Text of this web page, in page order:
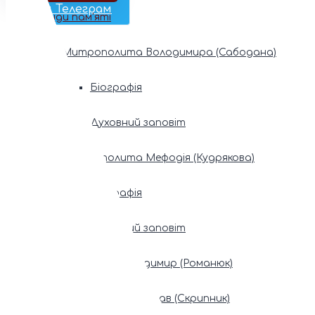
Наш Телеграм
Фонди пам’яті
Митрополита Володимира (Сабодана)
Біографія
Духовний заповіт
Митрополита Мефодія (Кудрякова)
Біографія
Духовний заповіт
Патріарх Володимир (Романюк)
Патріарх Мстислав (Скрипник)